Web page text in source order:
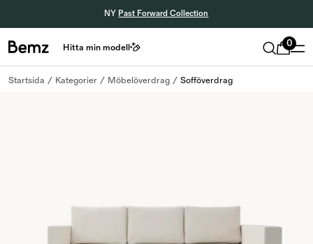
NY Past Forward Collection
Hitta min modell 0
Startsida Kategorier Möbelöverdrag Sofföverdrag